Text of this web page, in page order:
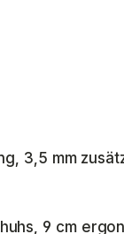
3,5 mm
9 cm